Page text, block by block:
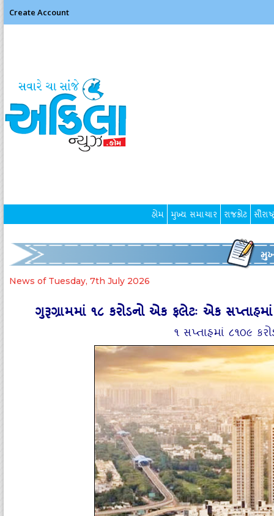
Create Account
હોમ મુખ્ય સમાચાર રાજકોટ
News of Tuesday, 7th July 2026
ગુરૂગ્રામમાં ૧૮ કરોડનો એક ફલેટઃ એક
૧ સપ્‍તાહમાં ૮૧૦૯